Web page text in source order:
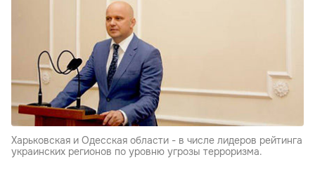
Харьковская и Одесская области - в числе лидеров рейтинга
украинских регионов по уровню угрозы терроризма.